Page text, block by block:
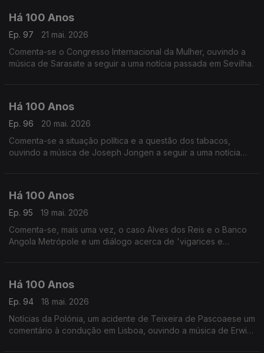
Há 100 Anos
Ep. 97
21 mai. 2026
Comenta-se o Congresso Internacional da Mulher, ouvindo a
música de Sarasate a seguir a uma notícia passada em Sevilha.
Há 100 Anos
Ep. 96
20 mai. 2026
Comenta-se a situação política e a questão dos tabacos,
ouvindo a música de Joseph Jongen a seguir a uma notícia
Há 100 Anos
Ep. 95
19 mai. 2026
Comenta-se, mais uma vez, o caso Alves dos Reis e o Banco
Angola Metrópole e um diálogo acerca de 'vigarices e
Há 100 Anos
Ep. 94
18 mai. 2026
Notícias da Polónia, um acidente de Teixeira de Pascoaese um
comentário à condução em Lisboa, ouvindo a música de Erwin